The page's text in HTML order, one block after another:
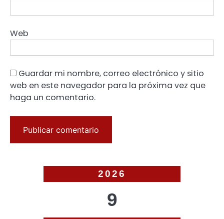
Web
Guardar mi nombre, correo electrónico y sitio
web en este navegador para la próxima vez que
haga un comentario.
2026
9